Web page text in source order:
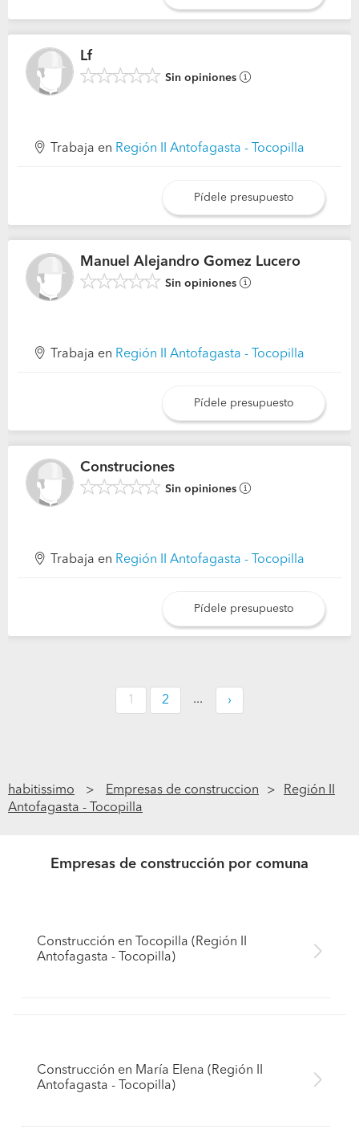
Lf
Sin opiniones
Trabaja en Región II Antofagasta - Tocopilla
Pídele presupuesto
Manuel Alejandro Gomez Lucero
Sin opiniones
Trabaja en Región II Antofagasta - Tocopilla
Pídele presupuesto
Construciones
Sin opiniones
Trabaja en Región II Antofagasta - Tocopilla
Pídele presupuesto
1 2 ... ›
habitissimo Empresas de construccion
Región II
Antofagasta - Tocopilla
Empresas de construcción por comuna
Construcción en Tocopilla (Región II
Antofagasta - Tocopilla)
Construcción en María Elena (Región II
Antofagasta - Tocopilla)